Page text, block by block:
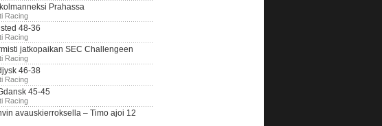
Prahassa
Racing
48-36
Racing
jatkopaikan SEC Challengeen
Racing
46-38
Racing
45-45
Racing
avauskierroksella – Timo ajoi 12